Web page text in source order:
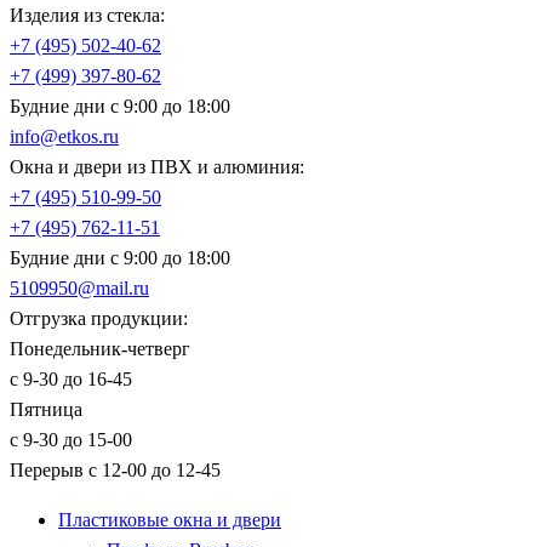
Изделия из стекла:
+7 (495) 502-40-62
+7 (499) 397-80-62
Будние дни с 9:00 до 18:00
info@etkos.ru
Окна и двери из ПВХ и алюминия:
+7 (495) 510-99-50
+7 (495) 762-11-51
Будние дни с 9:00 до 18:00
5109950@mail.ru
Отгрузка продукции:
Понедельник-четверг
с 9-30 до 16-45
Пятница
с 9-30 до 15-00
Перерыв с 12-00 до 12-45
Пластиковые окна и двери